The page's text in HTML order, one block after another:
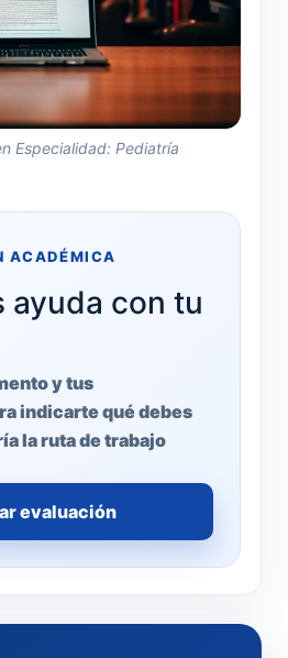
Especialidad: Pediatría
ACADÉMICA
ayuda con tu
y tus
indicarte qué debes
la ruta de trabajo
evaluación